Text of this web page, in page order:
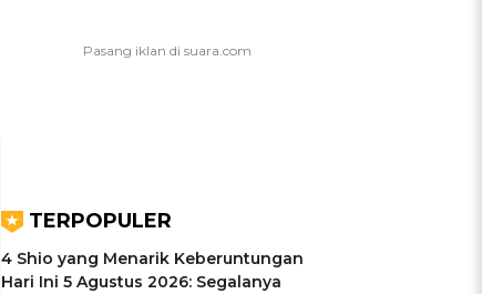
TERPOPULER
4 Shio yang Menarik Keberuntungan
Hari Ini 5 Agustus 2026: Segalanya